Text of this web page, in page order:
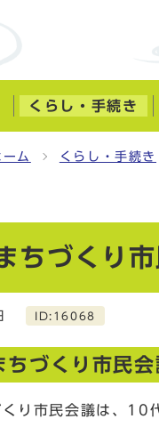
くらし・手続き
ーム くらし・手続き
ちづくり
ID:16068
ちづくり市民
り市民会議は、10